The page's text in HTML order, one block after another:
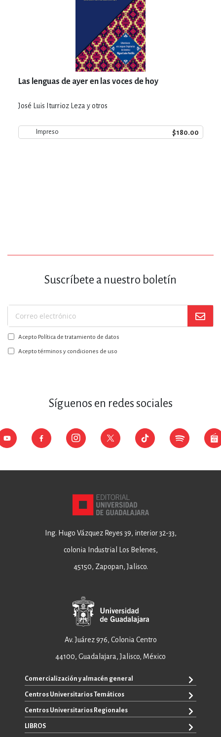
Las lenguas de ayer en las voces de hoy
José Luis Iturrioz Leza y otros
Impreso $180.00
Suscríbete a nuestro boletín
Suscríbase
a
nuestro
boletín:
Acepto Política de tratamiento de datos
Acepto términos y condiciones de uso
Síguenos en redes sociales
Ing. Hugo Vázquez Reyes 39, interior 32-33,
colonia Industrial Los Belenes,
45150, Zapopan, Jalisco.
Av. Juárez 976, Colonia Centro
44100, Guadalajara, Jalisco, México
Comercialización y almacén general
+52 33 3640 6326
+52 33 3640 4595
ventas@editorial.udg.mx
Centros Universitarios Temáticos
CUAAD
CUCEA
Centros Universitarios Regionales
CUALTOS
LIBROS